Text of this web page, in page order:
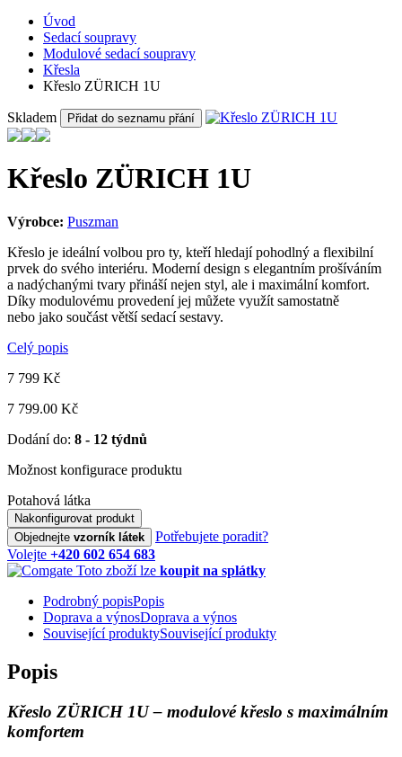
Úvod
Sedací soupravy
Modulové sedací soupravy
Křesla
Křeslo ZÜRICH 1U
Skladem Přidat do seznamu přání
Křeslo ZÜRICH 1U
Výrobce: Puszman
Křeslo je ideální volbou pro ty, kteří hledají pohodlný a flexibilní
prvek do svého interiéru. Moderní design s elegantním prošíváním
a nadýchanými tvary přináší nejen styl, ale i maximální komfort.
Díky modulovému provedení jej můžete využít samostatně
nebo jako součást větší sedací sestavy.
Celý popis
7 799 Kč
7 799.00 Kč
Dodání do: 8 - 12 týdnů
Možnost konfigurace produktu
Potahová látka
Nakonfigurovat produkt
Objednejte vzorník látek
Potřebujete poradit?
Volejte +420 602 654 683
Toto zboží lze koupit na splátky
Podrobný popisPopis
Doprava a výnosDoprava a výnos
Související produktySouvisející produkty
Popis
Křeslo ZÜRICH 1U – modulové křeslo s maximálním
komfortem